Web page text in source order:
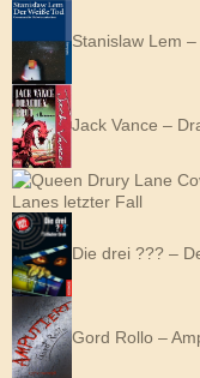
Stanislaw Lem
Jack Vance –
Lanes letzter Fall
Die drei ??? –
Gord Rollo –